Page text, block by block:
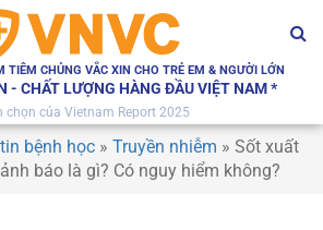
TIÊM CHỦNG VẮC XIN CHO TRẺ EM & NGƯỜI LỚN
- CHẤT LƯỢNG HÀNG ĐẦU VIỆT NAM *
chọn của Vietnam Report 2025
bệnh học » Truyền nhiễm » Sốt xuất
báo là gì? Có nguy hiểm không?